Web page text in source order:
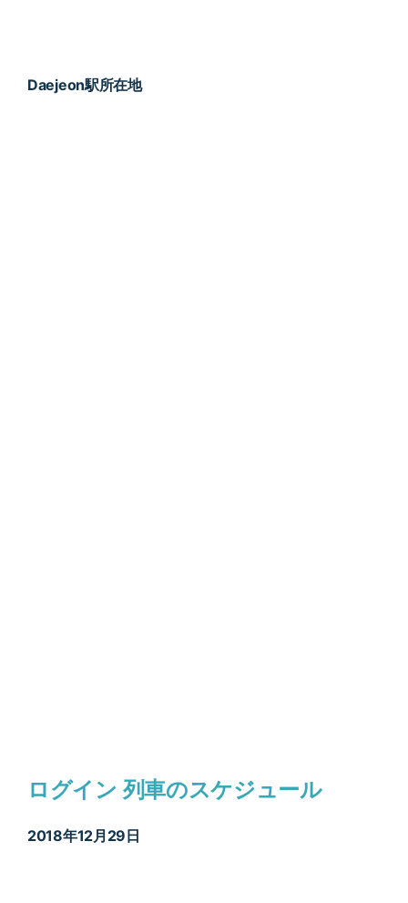
Daejeon駅所在地
ログイン 列車のスケジュール
2018年12月29日